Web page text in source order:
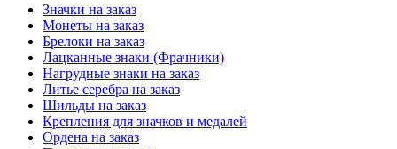
Значки на заказ
Монеты на заказ
Брелоки на заказ
Лацканные знаки (Фрачники)
Нагрудные знаки на заказ
Литье серебра на заказ
Шильды на заказ
Крепления для значков и медалей
Ордена на заказ